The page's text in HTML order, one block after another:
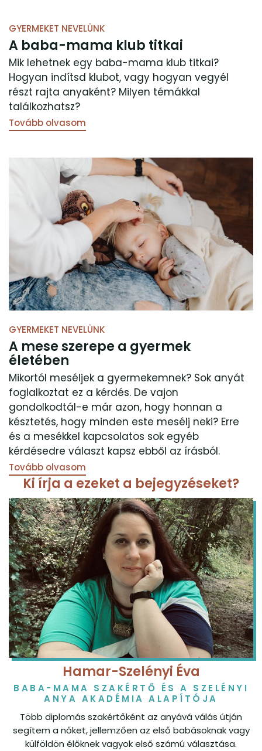
GYERMEKET NEVELÜNK
A baba-mama klub titkai
Mik lehetnek egy baba-mama klub titkai?
Hogyan indítsd klubot, vagy hogyan vegyél
részt rajta anyaként? Milyen témákkal
találkozhatsz?
Tovább olvasom
GYERMEKET NEVELÜNK
A mese szerepe a gyermek
életében
Mikortól meséljek a gyermekemnek? Sok anyát
foglalkoztat ez a kérdés. De vajon
gondolkodtál-e már azon, hogy honnan a
késztetés, hogy minden este mesélj neki? Erre
és a mesékkel kapcsolatos sok egyéb
kérdésedre választ kapsz ebből az írásból.
Tovább olvasom
Ki írja a ezeket a bejegyzéseket?
Hamar-Szelényi Éva
BABA-MAMA SZAKÉRTŐ ÉS A SZELÉNYI
ANYA AKADÉMIA ALAPÍTÓJA
Több diplomás szakértőként az anyává válás útján
segítem a nőket, jellemzően az első babásoknak vagy
külföldön élőknek vagyok első számú választása.